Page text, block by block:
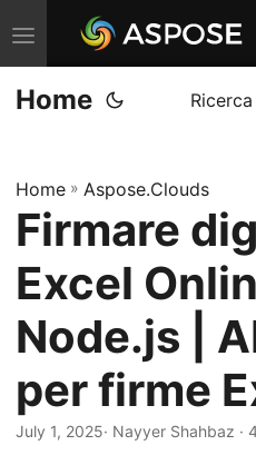
V
ä
x
n
a
i
g
e
r
i
n
Home Ricerca
Home » Aspose.Clouds
Firmare
Excel
Node.js |
per firme
July 1, 2025· Nayyer Shahbaz ·